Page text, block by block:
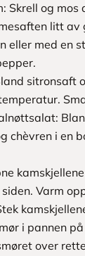
Skrell og mos
litt av
eller med en
sitronsaft
chèvren i en
Varm
i pannen
over